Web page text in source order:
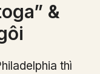
&
thì